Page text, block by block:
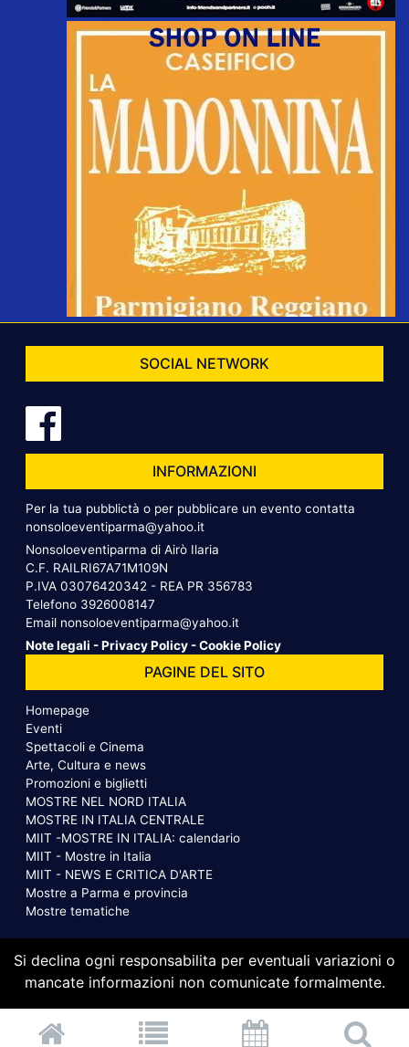
SOCIAL NETWORK
INFORMAZIONI
Per la tua pubblictà o per pubblicare un evento contatta
nonsoloeventiparma@yahoo.it
Nonsoloeventiparma di Airò Ilaria
C.F. RAILRI67A71M109N
P.IVA 03076420342 - REA PR 356783
Telefono 3926008147
Email nonsoloeventiparma@yahoo.it
Note legali -Privacy Policy -Cookie Policy
PAGINE DEL SITO
Homepage
Eventi
Spettacoli e Cinema
Arte, Cultura e news
Promozioni e biglietti
MOSTRE NEL NORD ITALIA
MOSTRE IN ITALIA CENTRALE
MIIT -MOSTRE IN ITALIA: calendario
MIIT - Mostre in Italia
MIIT - NEWS E CRITICA D'ARTE
Mostre a Parma e provincia
Mostre tematiche
Si declina ogni responsabilita per eventuali variazioni o
mancate informazioni non comunicate formalmente.